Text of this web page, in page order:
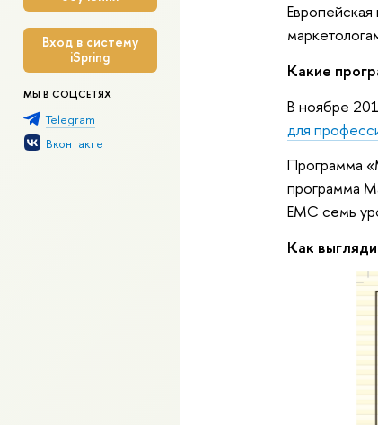
Вход в систему
iSpring
МЫ В СОЦСЕТЯХ
Telegram
Вконтакте
Какие
В ноябре
для
Программа
программа
ЕМС семь
Как